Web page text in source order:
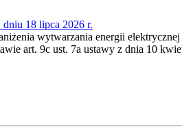
18 lipca 2026 r.
wytwarzania energii
art. 9c ust. 7a ustawy z dnia 10